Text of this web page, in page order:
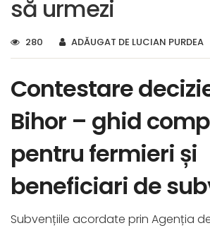
să urmezi
280 ADĂUGAT DE LUCIAN PURDEA
Contestare
Bihor – ghid
pentru fermieri și
beneficiari de
Subvențiile acordate prin Agenția